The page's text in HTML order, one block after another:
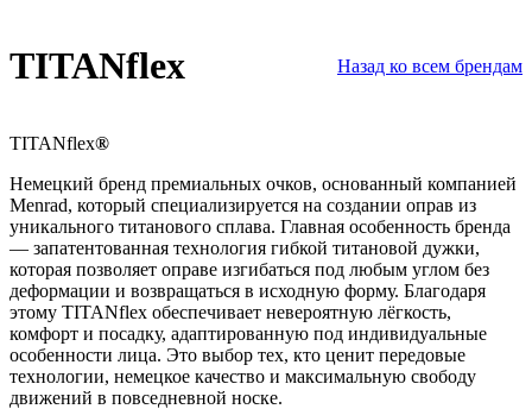
TITANflex Назад ко всем брендам
TITANflex®
Немецкий бренд премиальных очков, основанный компанией
Menrad, который специализируется на создании оправ из
уникального титанового сплава. Главная особенность бренда
— запатентованная технология гибкой титановой дужки,
которая позволяет оправе изгибаться под любым углом без
деформации и возвращаться в исходную форму. Благодаря
этому TITANflex обеспечивает невероятную лёгкость,
комфорт и посадку, адаптированную под индивидуальные
особенности лица. Это выбор тех, кто ценит передовые
технологии, немецкое качество и максимальную свободу
движений в повседневной носке.